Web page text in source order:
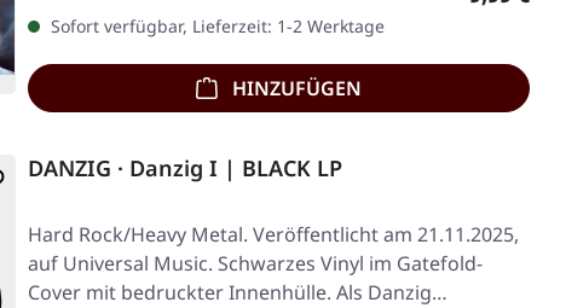
Sofort verfügbar, Lieferzeit: 1-2 Werktage
HINZUFÜGEN
DANZIG · Danzig I | BLACK LP
Hard Rock/Heavy Metal. Veröffentlicht am 21.11.2025,
auf Universal Music. Schwarzes Vinyl im Gatefold-
Cover mit bedruckter Innenhülle. Als Danzig…